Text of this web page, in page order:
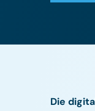
Die